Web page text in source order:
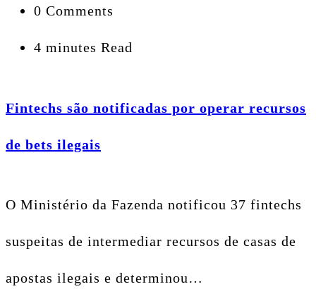
0 Comments
4 minutes Read
Fintechs são notificadas por operar recursos
de bets ilegais
O Ministério da Fazenda notificou 37 fintechs
suspeitas de intermediar recursos de casas de
apostas ilegais e determinou…